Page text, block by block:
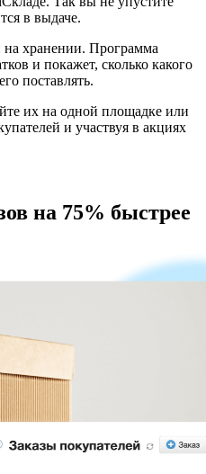
в выдаче.
на хранении. Программа
и покажет, сколько какого
поставлять.
их на одной площадке или
и участвуя в акциях
на 75% быстрее